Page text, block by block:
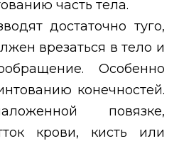
часть тела.
достаточно туго,
врезаться в тело и
Особенно
конечностей.
повязке,
крови, кисть или